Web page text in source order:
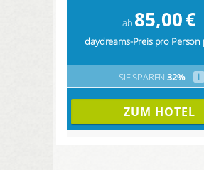
ab 85,00€
daydreams-Preis pro Person
SIE SPAREN 32% i
ZUM HOTEL